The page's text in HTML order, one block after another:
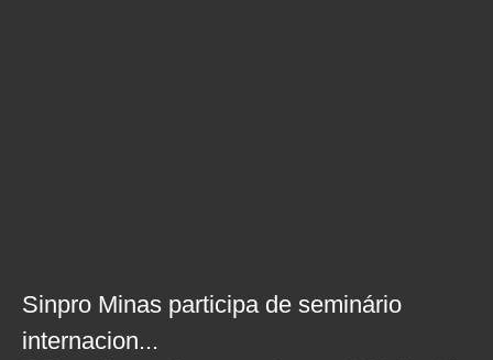
Sinpro Minas participa de seminário
internacion...